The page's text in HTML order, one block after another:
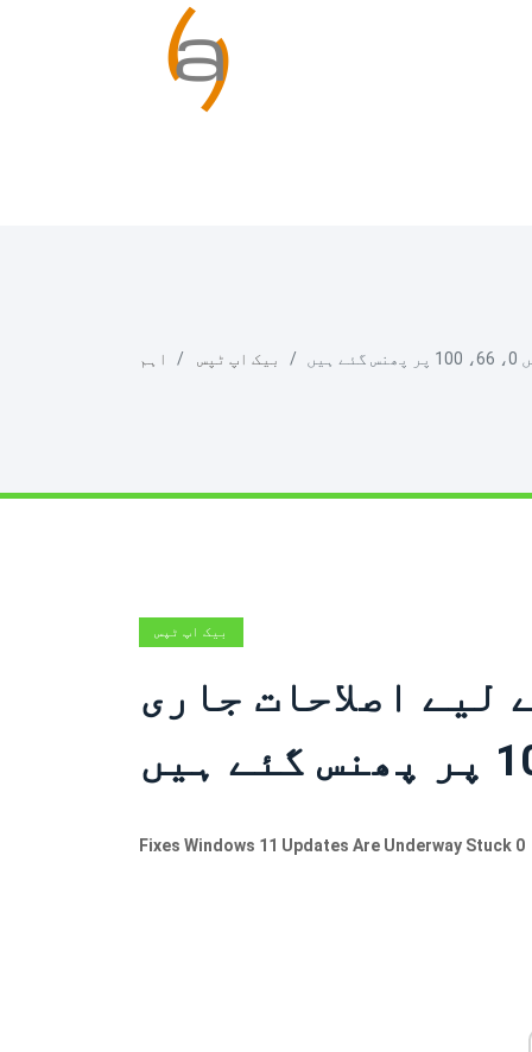
اہم بیک اپ ٹپس
بیک اپ ٹپس
کے لیے اصلاحات جاری
Fixes Windows 11 Updates Are Underway Stuck 0